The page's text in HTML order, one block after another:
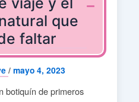
que
faltar
/ mayo 4, 2023
botiquín de primeros